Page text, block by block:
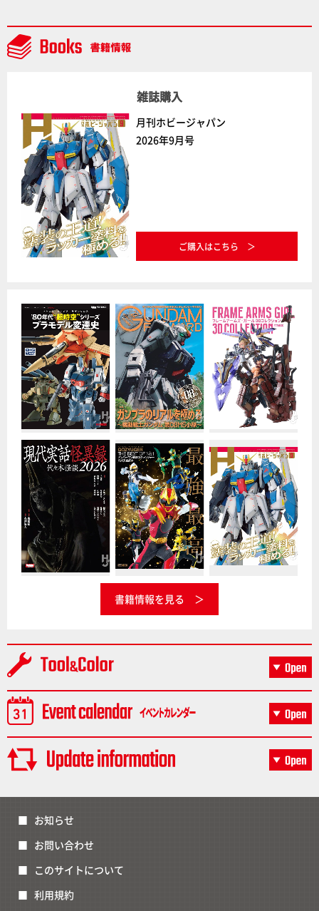
NEWITEM】
雑誌購入
月刊ホビージャパン
2026年9月号
ご購入はこちら
書籍情報を見る
お知らせ
お問い合わせ
このサイトについて
利用規約